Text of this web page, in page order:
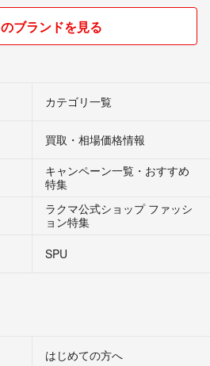
ブランドを見る
カテゴリ一覧
買取・相場価格情報
キャンペーン一覧・おすすめ
特集
ラクマ公式ショップ ファッシ
ョン特集
SPU
はじめての方へ